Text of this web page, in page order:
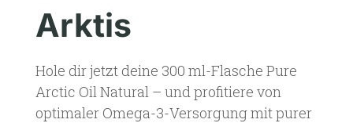
Arktis
Hole dir jetzt deine 300 ml-Flasche Pure
Arctic Oil Natural – und profitiere von
optimaler Omega-3-Versorgung mit purer